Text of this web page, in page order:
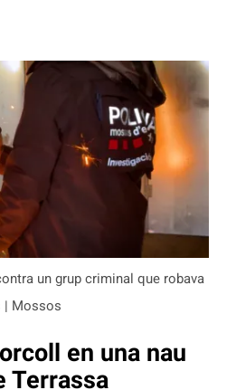
un grup criminal que robava
| Mossos
en una nau
Terrassa